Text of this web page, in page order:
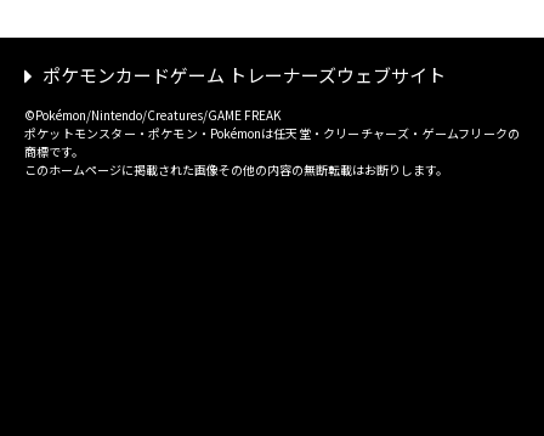
ポケモンカードゲーム トレーナーズウェブサイト
©Pokémon/Nintendo/Creatures/GAME FREAK
ポケットモンスター・ポケモン・Pokémonは任天堂・クリーチャーズ・ゲームフリークの
商標です。
このホームページに掲載された画像その他の内容の無断転載はお断りします。